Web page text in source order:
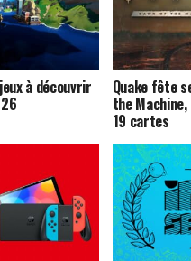
à découvrir Quake fête
the
19 cartes